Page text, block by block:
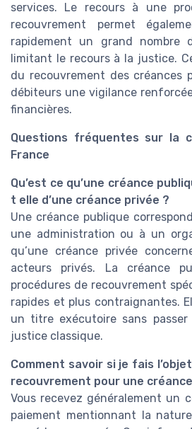
services. Le recours à une
recouvrement permet
rapidement un grand nombre
limitant le recours à la justice.
du recouvrement des créances
débiteurs une vigilance
financières.
Questions fréquentes sur la
France
Qu’est ce qu’une créance
t elle d’une créance privée ?
Une créance publique
une administration ou à un
qu’une créance privée
acteurs privés. La créance
procédures de recouvrement
rapides et plus contraignantes.
un titre exécutoire sans
justice classique.
Comment savoir si je fais
recouvrement pour une
Vous recevez généralement un
paiement mentionnant la